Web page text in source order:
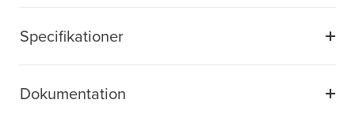
Specifikationer
Dokumentation